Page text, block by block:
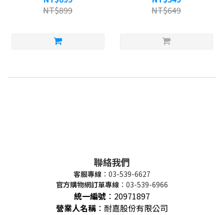
NT$899
NT$649
聯絡我們
客服專線 ：03-539-6627
官方購物網訂單專線 ：03-539-6966
統一編號 ： 20971897
營業人名稱 ：耐嘉股份有限公司